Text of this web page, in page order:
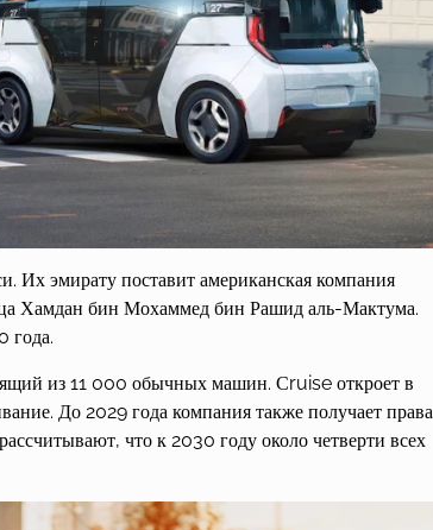
Их эмирату поставит американская компания
Хамдан бин Мохаммед бин Рашид аль-Мактума.
года.
из 11 000 обычных машин. Сruise откроет в
До 2029 года компания также получает права
что к 2030 году около четверти всех